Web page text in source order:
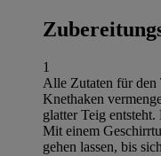
1
Alle Zutaten für
Knethaken
glatter Teig
Mit einem
gehen lassen, bis